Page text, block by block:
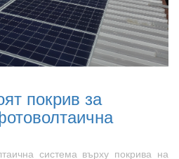
покрив за
система върху покрива на